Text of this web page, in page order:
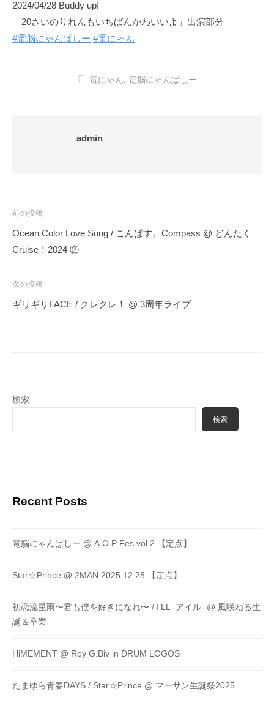
2024/04/28 Buddy up!
「20さいのりれんもいちばんかわいいよ」出演部分
#電脳にゃんぱしー #電にゃん
電にゃん, 電脳にゃんぱしー
admin
投
稿
ナ
ゲ
ー
前の投稿
Ocean Color Love Song / こんぱす。Compass @ どんたく
Cruise！2024 ②
次の投稿
ギリギリFACE / クレクレ！ @ 3周年ライブ
検索
検索
Recent Posts
電脳にゃんぱしー @ A.O.P Fes vol.2 【定点】
Star☆Prince @ 2MAN 2025.12.28 【定点】
初恋流星雨〜君も僕を好きになれ〜 / I’LL -アイル- @ 風咲ねる生
誕＆卒業
HiMEMENT @ Roy G.Biv in DRUM LOGOS
たまゆら青春DAYS / Star☆Prince @ マーサン生誕祭2025